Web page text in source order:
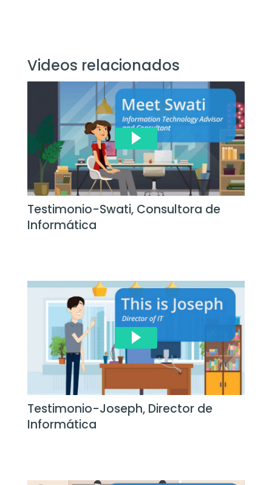
Videos relacionados
Testimonio-Swati, Consultora de
Informática
Testimonio-Joseph, Director de
Informática